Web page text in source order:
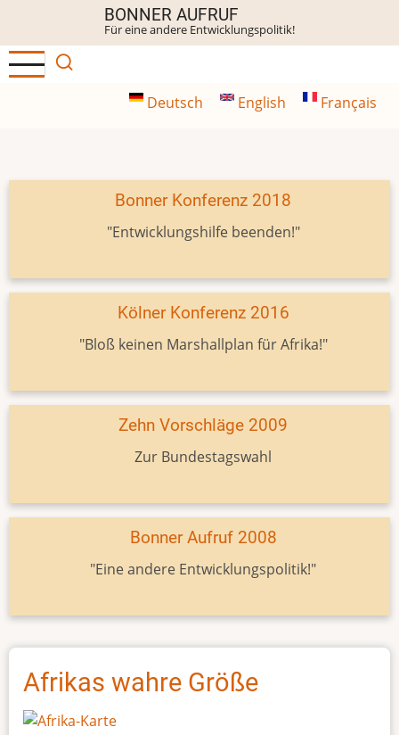
Inhalt
BONNER AUFRUF
Für eine andere Entwicklungspolitik!
Deutsch English Français
Bonner Konferenz 2018
"Entwicklungshilfe beenden!"
Kölner Konferenz 2016
"Bloß keinen Marshallplan für Afrika!"
Zehn Vorschläge 2009
Zur Bundestagswahl
Bonner Aufruf 2008
"Eine andere Entwicklungspolitik!"
Afrikas wahre Größe